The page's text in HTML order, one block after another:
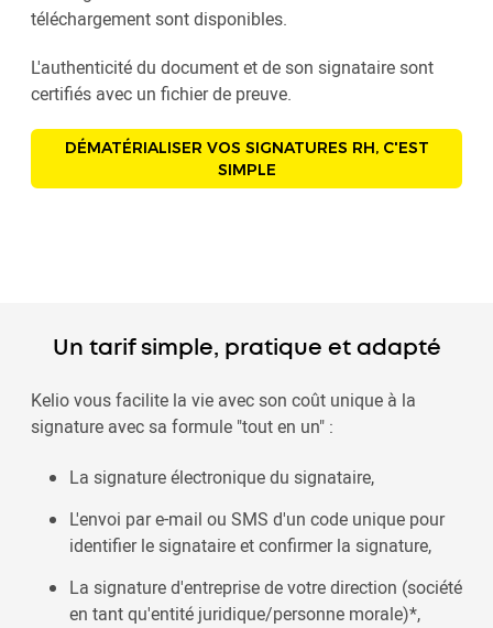
téléchargement sont disponibles.
L'authenticité du document et de son signataire sont
certifiés avec un fichier de preuve.
DÉMATÉRIALISER VOS SIGNATURES RH, C'EST
SIMPLE
Un tarif simple, pratique et adapté
Kelio vous facilite la vie avec son coût unique à la
signature avec sa formule "tout en un" :
La signature électronique du signataire,
L'envoi par e-mail ou SMS d'un code unique pour
identifier le signataire et confirmer la signature,
La signature d'entreprise de votre direction (société
en tant qu'entité juridique/personne morale)*,